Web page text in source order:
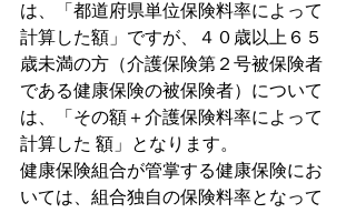
は、「都道府県単位保険料率によって
計算した額」ですが、４０歳以上６５
歳未満の方（介護保険第２号被保険者
である健康保険の被保険者）について
は、「その額＋介護保険料率によって
計算した 額」となります。
健康保険組合が管掌する健康保険にお
いては、組合独自の保険料率となって